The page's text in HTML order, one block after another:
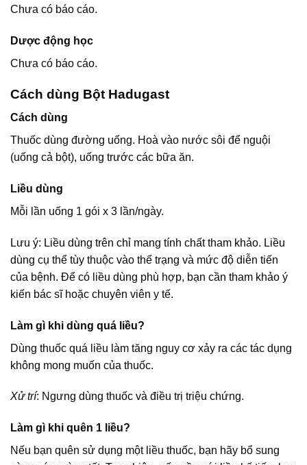
Chưa có báo cáo.
Dược động học
Chưa có báo cáo.
Cách dùng Bột Hadugast
Cách dùng
Thuốc dùng đường uống. Hoà vào nước sôi để nguội
(uống cả bột), uống trước các bữa ăn.
Liều dùng
Mỗi lần uống 1 gói x 3 lần/ngày.
Lưu ý: Liều dùng trên chỉ mang tính chất tham khảo. Liều
dùng cụ thể tùy thuộc vào thể trạng và mức độ diễn tiến
của bệnh. Để có liều dùng phù hợp, bạn cần tham khảo ý
kiến bác sĩ hoặc chuyên viên y tế.
Làm gì khi dùng quá liều?
Dùng thuốc quá liều làm tăng nguy cơ xảy ra các tác dụng
không mong muốn của thuốc.
Xử trí: Ngưng dùng thuốc và điều trị triệu chứng.
Làm gì khi quên 1 liều?
Nếu bạn quên sử dụng một liều thuốc, bạn hãy bổ sung